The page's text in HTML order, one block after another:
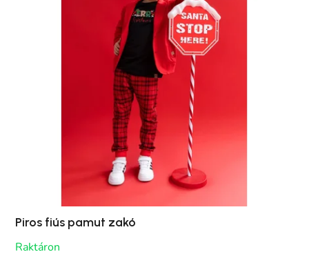
Piros fiús pamut zakó
Raktáron